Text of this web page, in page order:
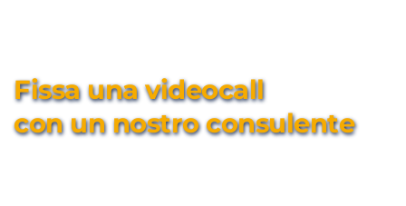
Fissa una videocall
con un nostro consulente